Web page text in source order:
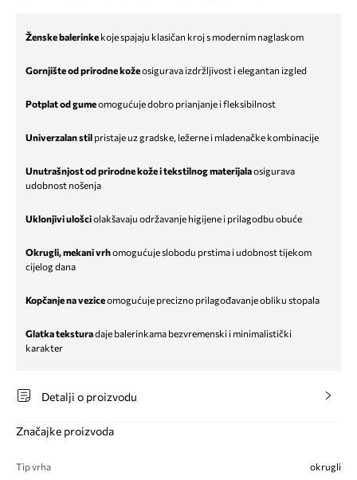
Ženske balerinke koje spajaju klasičan kroj s modernim naglaskom
Gornjište od prirodne kožeosigurava izdržljivost i elegantan izgled
Potplat od gumeomogućuje dobro prianjanje i fleksibilnost
Univerzalan stil pristaje uz gradske, ležerne i mladenačke kombinacije
Unutrašnjost od prirodne kože i tekstilnog materijalaosigurava
udobnost nošenja
Uklonjivi ulošciolakšavaju održavanje higijene i prilagodbu obuće
Okrugli, mekani vrhomogućuje slobodu prstima i udobnost tijekom
cijelog dana
Kopčanje na veziceomogućuje precizno prilagođavanje obliku stopala
Glatka teksturadaje balerinkama bezvremenski i minimalistički
karakter
Detalji o proizvodu
Značajke proizvoda
Tip vrha okrugli